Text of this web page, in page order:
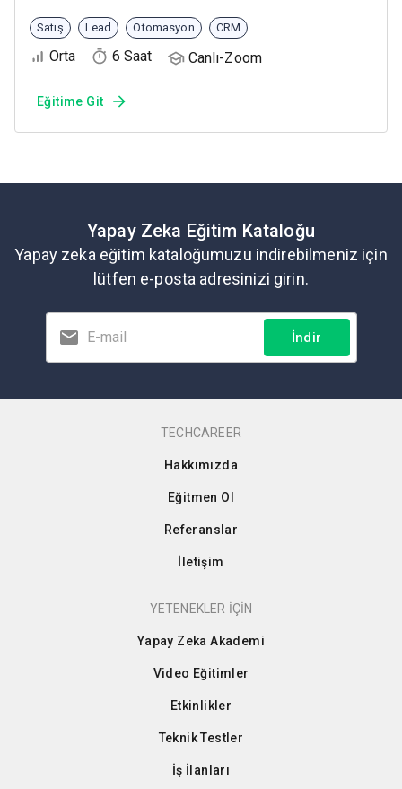
Satış Lead Otomasyon CRM
Orta 6 Saat Canlı-Zoom
Eğitime Git
Yapay Zeka Eğitim Kataloğu
Yapay zeka eğitim kataloğumuzu indirebilmeniz için
lütfen e-posta adresinizi girin.
İndir
TECHCAREER
Hakkımızda
Eğitmen Ol
Referanslar
İletişim
YETENEKLER İÇİN
Yapay Zeka Akademi
Video Eğitimler
Etkinlikler
Teknik Testler
İş İlanları